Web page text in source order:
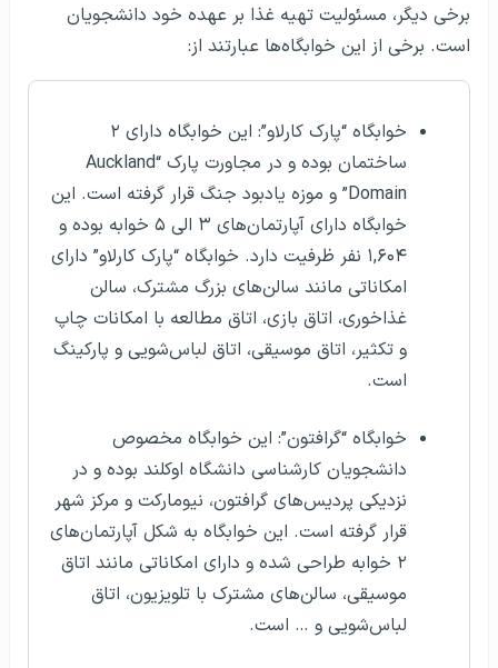
برخی دیگر، مسئولیت تهیه غذا بر عهده خود دانشجویان
است. برخی از این خوابگاه‌ها عبارتند از:
خوابگاه “پارک کارلاو”: این خوابگاه دارای ۲
ساختمان بوده و در مجاورت پارک “Auckland
Domain” و موزه یادبود جنگ قرار گرفته است. این
خوابگاه دارای آپارتمان‌‌های ۳ الی ۵ خوابه بوده و
۱,۶۰۴ نفر ظرفیت دارد. خوابگاه “پارک کارلاو” دارای
امکاناتی مانند سالن‌های بزرگ مشترک، سالن
غذاخوری، اتاق بازی، اتاق مطالعه با امکانات چاپ
و تکثیر، اتاق موسیقی، اتاق لباس‌شویی و پارکینگ
است.
خوابگاه “گرافتون”: این خوابگاه مخصوص
دانشجویان کارشناسی دانشگاه اوکلند بوده و در
نزدیکی پردیس‌های گرافتون، نیومارکت و مرکز شهر
قرار گرفته است. این خوابگاه به شکل آپارتمان‌های
۲ خوابه طراحی شده و دارای امکاناتی مانند اتاق
موسیقی، سالن‌های مشترک با تلویزیون، اتاق
لباس‌شویی و … است.